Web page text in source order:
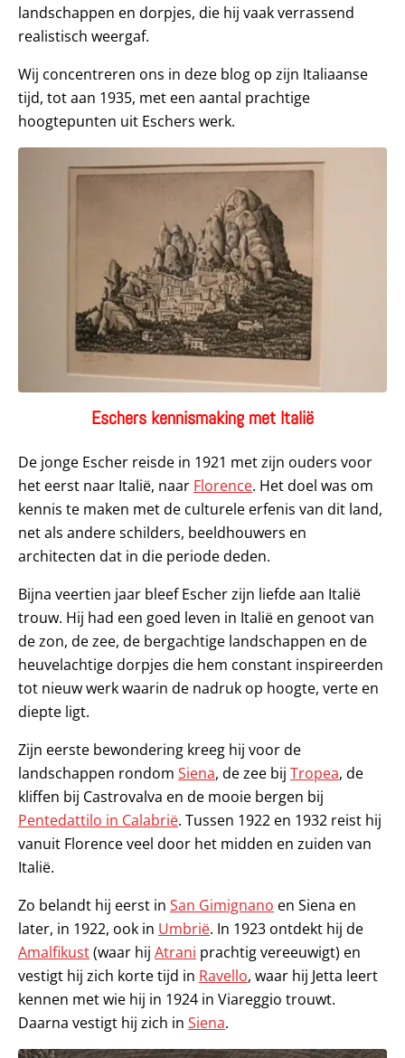
landschappen en dorpjes, die hij vaak verrassend
realistisch weergaf.
Wij concentreren ons in deze blog op zijn Italiaanse
tijd, tot aan 1935, met een aantal prachtige
hoogtepunten uit Eschers werk.
Eschers kennismaking met Italië
De jonge Escher reisde in 1921 met zijn ouders voor
het eerst naar Italië, naar Florence. Het doel was om
kennis te maken met de culturele erfenis van dit land,
net als andere schilders, beeldhouwers en
architecten dat in die periode deden.
Bijna veertien jaar bleef Escher zijn liefde aan Italië
trouw. Hij had een goed leven in Italië en genoot van
de zon, de zee, de bergachtige landschappen en de
heuvelachtige dorpjes die hem constant inspireerden
tot nieuw werk waarin de nadruk op hoogte, verte en
diepte ligt.
Zijn eerste bewondering kreeg hij voor de
landschappen rondom Siena, de zee bij Tropea, de
kliffen bij Castrovalva en de mooie bergen bij
Pentedattilo in Calabrië. Tussen 1922 en 1932 reist hij
vanuit Florence veel door het midden en zuiden van
Italië.
Zo belandt hij eerst in San Gimignano en Siena en
later, in 1922, ook in Umbrië. In 1923 ontdekt hij de
Amalfikust(waar hij Atrani prachtig vereeuwigt) en
vestigt hij zich korte tijd in Ravello, waar hij Jetta leert
kennen met wie hij in 1924 in Viareggio trouwt.
Daarna vestigt hij zich in Siena.